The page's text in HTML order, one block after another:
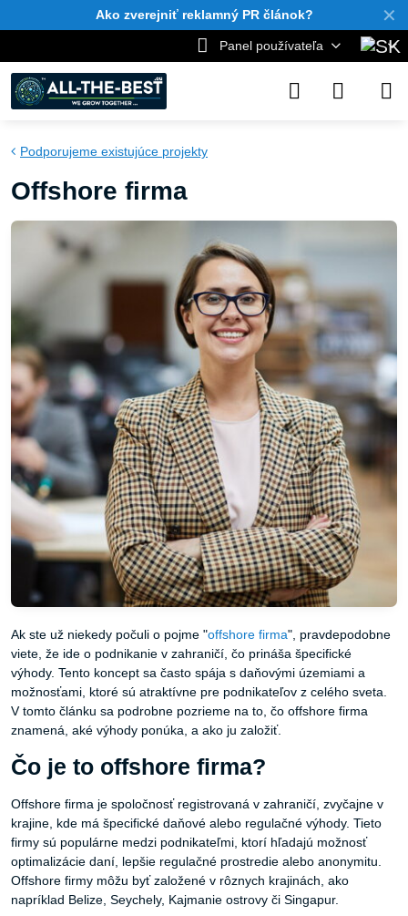
✕
Ako zverejniť reklamný PR článok?
Panel používateľa
Podporujeme existujúce projekty
Offshore firma
Ak ste už niekedy počuli o pojme "offshore firma", pravdepodobne
viete, že ide o podnikanie v zahraničí, čo prináša špecifické
výhody. Tento koncept sa často spája s daňovými územiami a
možnosťami, ktoré sú atraktívne pre podnikateľov z celého sveta.
V tomto článku sa podrobne pozrieme na to, čo offshore firma
znamená, aké výhody ponúka, a ako ju založiť.
Čo je to offshore firma?
Offshore firma je spoločnosť registrovaná v zahraničí, zvyčajne v
krajine, kde má špecifické daňové alebo regulačné výhody. Tieto
firmy sú populárne medzi podnikateľmi, ktorí hľadajú možnosť
optimalizácie daní, lepšie regulačné prostredie alebo anonymitu.
Offshore firmy môžu byť založené v rôznych krajinách, ako
napríklad Belize, Seychely, Kajmanie ostrovy či Singapur.